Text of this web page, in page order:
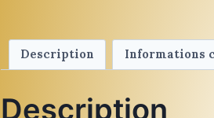
Description Informations
Description